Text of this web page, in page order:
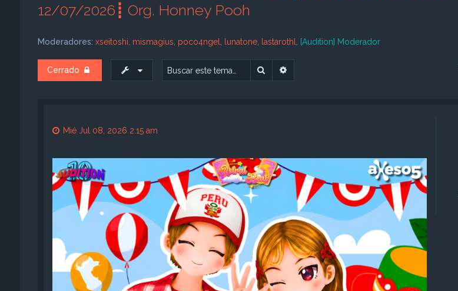
12/07/2026┋ Org. Honney Pooh
Moderadores: xseitoshi mismagius poco4ngel lunatone, lastarothl [Audition] Moderador
Cerrado Buscar
Mié Jul 08, 2026 2:15 am